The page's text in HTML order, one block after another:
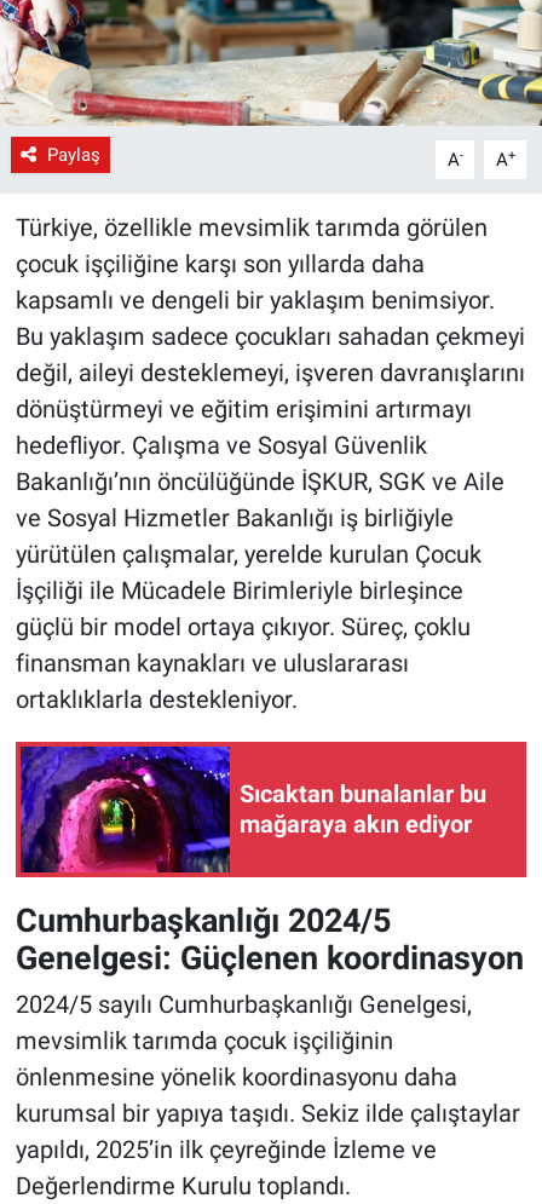
Paylaş A- A+
Türkiye, özellikle mevsimlik tarımda görülen
çocuk işçiliğine karşı son yıllarda daha
kapsamlı ve dengeli bir yaklaşım benimsiyor.
Bu yaklaşım sadece çocukları sahadan çekmeyi
değil, aileyi desteklemeyi, işveren davranışlarını
dönüştürmeyi ve eğitim erişimini artırmayı
hedefliyor. Çalışma ve Sosyal Güvenlik
Bakanlığı’nın öncülüğünde İŞKUR, SGK ve Aile
ve Sosyal Hizmetler Bakanlığı iş birliğiyle
yürütülen çalışmalar, yerelde kurulan Çocuk
İşçiliği ile Mücadele Birimleriyle birleşince
güçlü bir model ortaya çıkıyor. Süreç, çoklu
finansman kaynakları ve uluslararası
ortaklıklarla destekleniyor.
Sıcaktan bunalanlar bu
mağaraya akın ediyor
Cumhurbaşkanlığı 2024/5
Genelgesi: Güçlenen koordinasyon
2024/5 sayılı Cumhurbaşkanlığı Genelgesi,
mevsimlik tarımda çocuk işçiliğinin
önlenmesine yönelik koordinasyonu daha
kurumsal bir yapıya taşıdı. Sekiz ilde çalıştaylar
yapıldı, 2025’in ilk çeyreğinde İzleme ve
Değerlendirme Kurulu toplandı.
Siyaset
Spor
Yerel